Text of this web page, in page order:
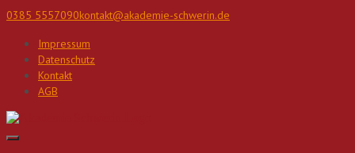
Direkt
Inhalt
0385 5557090kontakt@akademie-schwerin.de
Impressum
Datenschutz
Kontakt
AGB